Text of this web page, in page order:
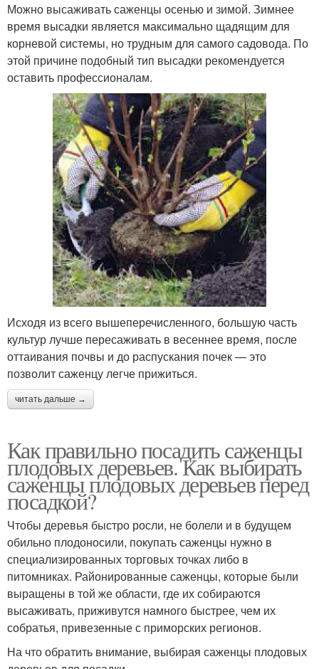
Можно высаживать саженцы осенью и зимой. Зимнее
время высадки является максимально щадящим для
корневой системы, но трудным для самого садовода. По
этой причине подобный тип высадки рекомендуется
оставить профессионалам.
Исходя из всего вышеперечисленного, большую часть
культур лучше пересаживать в весеннее время, после
оттаивания почвы и до распускания почек — это
позволит саженцу легче прижиться.
читать дальше →
Как правильно посадить саженцы
плодовых деревьев. Как выбирать
саженцы плодовых деревьев перед
посадкой?
Чтобы деревья быстро росли, не болели и в будущем
обильно плодоносили, покупать саженцы нужно в
специализированных торговых точках либо в
питомниках. Районированные саженцы, которые были
выращены в той же области, где их собираются
высаживать, приживутся намного быстрее, чем их
собратья, привезенные с приморских регионов.
На что обратить внимание, выбирая саженцы плодовых